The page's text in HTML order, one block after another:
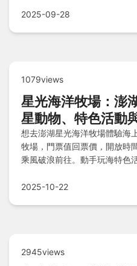
2025-09-28
1079views
星光海洋牧場：澎
星動物、特色活動
想去澎湖星光海洋牧場體驗海
牧場，門票值回票價，開放時
乘風破浪前往。動手玩海特色
可入住附近海濱驛站如澎澄飯
2025-10-22
2945views